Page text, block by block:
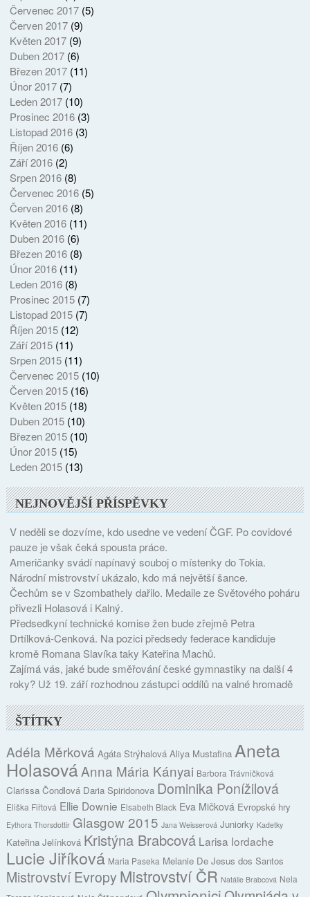
Červenec 2017(5)
Červen 2017(9)
Květen 2017(9)
Duben 2017(6)
Březen 2017(11)
Únor 2017(7)
Leden 2017(10)
Prosinec 2016(3)
Listopad 2016(3)
Říjen 2016(6)
Září 2016(2)
Srpen 2016(8)
Červenec 2016(5)
Červen 2016(8)
Květen 2016(11)
Duben 2016(6)
Březen 2016(8)
Únor 2016(11)
Leden 2016(8)
Prosinec 2015(7)
Listopad 2015(7)
Říjen 2015(12)
Září 2015(11)
Srpen 2015(11)
Červenec 2015(10)
Červen 2015(16)
Květen 2015(18)
Duben 2015(10)
Březen 2015(10)
Únor 2015(15)
Leden 2015(13)
NEJNOVĚJŠÍ PŘÍSPĚVKY
V neděli se dozvíme, kdo usedne ve vedení ČGF. Po covidové
pauze je však čeká spousta práce.
Američanky svádí napínavý souboj o místenky do Tokia.
Národní mistrovství ukázalo, kdo má největší šance.
Čechům se v Szombathely dařilo. Medaile ze Světového poháru
přivezli Holasová i Kalný.
Předsedkyní technické komise žen bude zřejmě Petra
Drtílková-Cenková. Na pozici předsedy federace kandiduje
kromě Romana Slavíka taky Kateřina Machů.
Zajímá vás, jaké bude směřování české gymnastiky na další 4
roky? Už 19. září rozhodnou zástupci oddílů na valné hromadě
ŠTÍTKY
Adéla Měrková Agáta Strýhalová Aliya Mustafina Aneta
HolasováAnna Mária Kányai Barbora Trávničková
Clarissa Čondlová Daria Spiridonova Dominika Ponížilová
Eliška Fiřtová Ellie Downie Elsabeth Black Eva Mičková Evropské hry
Eythora Thorsdottir Glasgow 2015 Jana Weisserová Juniorky Kadetky
Kateřina Jelínková Kristýna Brabcová Larisa Iordache
Lucie Jiříková Maria Paseka Melanie De Jesus dos Santos
Mistrovství Evropy Mistrovství ČR Natálie Brabcová Nela